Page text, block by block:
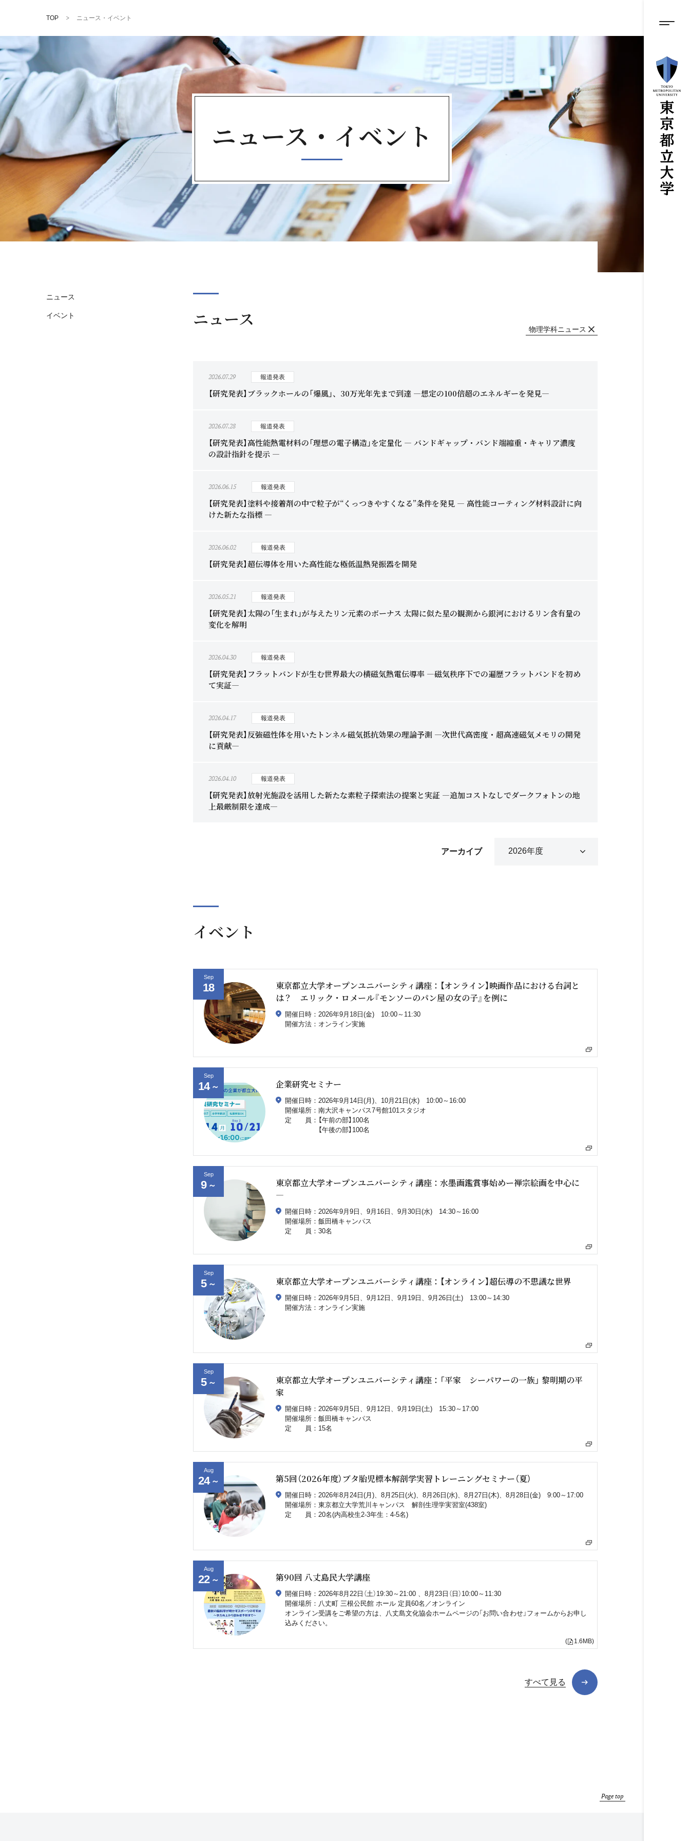
ン
ン
ツ
に
ス
キ
ッ
プ
メニ
TOP ニュース・イベント
ニュース・ イベント
ニュース 物理学科ニュース
2026.07.29 報道発表
【研究発表】ブラックホールの「爆風」、30万光年先まで到達 ―想定の100倍超のエネルギーを発見―
2026.07.28 報道発表
【研究発表】高性能熱電材料の「理想の電子構造」を定量化 ― バンドギャップ・バンド端縮重・キャリア濃度
の設計指針を提示 ―
2026.06.15 報道発表
【研究発表】塗料や接着剤の中で粒子が“くっつきやすくなる”条件を発見 ― 高性能コーティング材料設計に向
けた新たな指標 ―
2026.06.02 報道発表
【研究発表】超伝導体を用いた高性能な極低温熱発振器を開発
2026.05.21 報道発表
【研究発表】太陽の「生まれ」が与えたリン元素のボーナス ――太陽に似た星の観測から銀河におけるリン含有量の
変化を解明――
2026.04.30 報道発表
【研究発表】フラットバンドが生む世界最大の横磁気熱電伝導率 ―磁気秩序下での遍歴フラットバンドを初め
て実証―
2026.04.17 報道発表
【研究発表】反強磁性体を用いたトンネル磁気抵抗効果の理論予測 ―次世代高密度・超高速磁気メモリの開発
に貢献―
2026.04.10 報道発表
【研究発表】放射光施設を活用した新たな素粒子探索法の提案と実証 ―追加コストなしでダークフォトンの地
上最厳制限を達成―
アーカイブ
イベント
Sep
18
東京都立大学オープンユニバーシティ講座：【オンライン】映画作品における台詞と
は？ エリック・ロメール『モンソーのパン屋の女の子』を例に
開催日時：2026年9月18日(金) 10:00～11:30
開催方法：オンライン実施
Sep
14 ～ 企業研究セミナー
開催日時：2026年9月14日(月)、10月21日(水) 10:00～16:00
開催場所：南大沢キャンパス7号館101スタジオ
定 員：【午前の部】100名
【午後の部】100名
Sep
9 ～
東京都立大学オープンユニバーシティ講座：水墨画鑑賞事始めー禅宗絵画を中心に
―
開催日時：2026年9月9日、9月16日、9月30日(水) 14:30～16:00
開催場所：飯田橋キャンパス
定 員：30名
Sep
5 ～ 東京都立大学オープンユニバーシティ講座：【オンライン】超伝導の不思議な世界
開催日時：2026年9月5日、9月12日、9月19日、9月26日(土) 13:00～14:30
開催方法：オンライン実施
Sep
5 ～
東京都立大学オープンユニバーシティ講座：「平家 シーパワーの一族」 黎明期の平
家
開催日時：2026年9月5日、9月12日、9月19日(土) 15:30～17:00
開催場所：飯田橋キャンパス
定 員：15名
Aug
24 ～ 第5回（2026年度）ブタ胎児標本解剖学実習トレーニングセミナー（夏）
開催日時：2026年8月24日(月)、8月25日(火)、8月26日(水)、8月27日(木)、8月28日(金) 9:00～17:00
開催場所：東京都立大学荒川キャンパス 解剖生理学実習室(438室)
定 員：20名(内高校生2-3年生：4-5名)
Aug
22 ～ 第90回 八丈島民大学講座
開催日時：2026年8月22日（土）19:30～21:00 、8月23日（日）10:00～11:30
開催場所：八丈町 三根公民館 ホール 定員60名／オンライン
オンライン受講をご希望の方は、八丈島文化協会ホームページの「お問い合わせ」フォームからお申し
込みください。
( 1.6MB)
すべて見る
ニュース
イベント
Page top